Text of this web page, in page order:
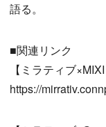
語る。
■関連リンク
【ミラティブ
https://